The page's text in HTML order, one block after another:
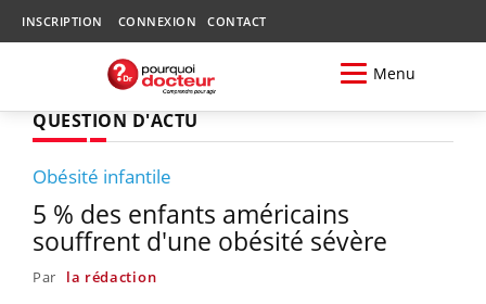
INSCRIPTION CONNEXION CONTACT
Menu
QUESTION D'ACTU
Obésité infantile
5 % des enfants américains
souffrent d'une obésité sévère
Par la rédaction